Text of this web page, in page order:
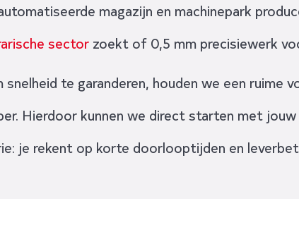
magazijn en machinepark
sector zoekt of 0,5 mm precisiewerk
snelheid te garanderen, houden we een ruime
Hierdoor kunnen we direct starten met
je rekent op korte doorlooptijden en